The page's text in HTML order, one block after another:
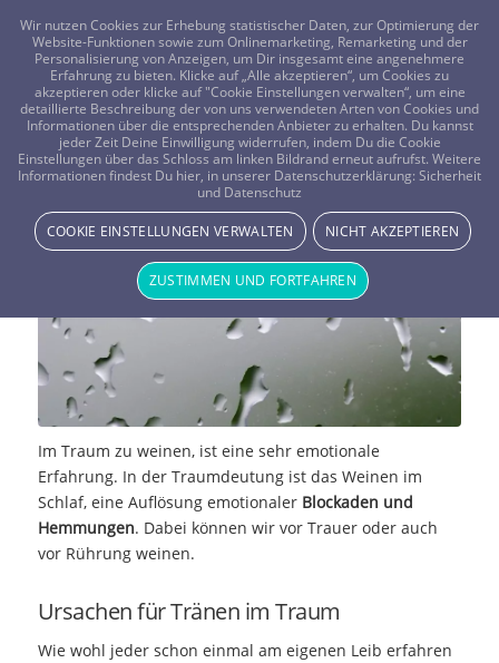
FRAGEN? KOSTENLOS ANRUFEN: 0800-8478266
Traumdeutung: Weinen
TRAUMWELT & BEDEUTUNG
Im Traum zu weinen, ist eine sehr emotionale
Erfahrung. In der Traumdeutung ist das Weinen im
Schlaf, eine Auflösung emotionaler Blockaden und
Hemmungen. Dabei können wir vor Trauer oder auch
vor Rührung weinen.
Ursachen für Tränen im Traum
Wie wohl jeder schon einmal am eigenen Leib erfahren
Wir nutzen Cookies zur Erhebung statistischer Daten, zur Optimierung der
Website-Funktionen sowie zum Onlinemarketing, Remarketing und der
Personalisierung von Anzeigen, um Dir insgesamt eine angenehmere
Erfahrung zu bieten. Klicke auf „Alle akzeptieren“, um Cookies zu
akzeptieren oder klicke auf "Cookie Einstellungen verwalten“, um eine
detaillierte Beschreibung der von uns verwendeten Arten von Cookies und
Informationen über die entsprechenden Anbieter zu erhalten. Du kannst
jeder Zeit Deine Einwilligung widerrufen, indem Du die Cookie
Einstellungen über das Schloss am linken Bildrand erneut aufrufst. Weitere
Informationen findest Du hier, in unserer Datenschutzerklärung: Sicherheit
und Datenschutz
COOKIE EINSTELLUNGEN VERWALTEN NICHT AKZEPTIEREN
ZUSTIMMEN UND FORTFAHREN